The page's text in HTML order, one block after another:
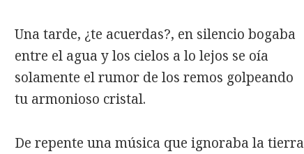
Una tarde, ¿te acuerdas?, en silencio bogaba
entre el agua y los cielos a lo lejos se oía
solamente el rumor de los remos golpeando
tu armonioso cristal.
De repente una música que ignoraba la tierra